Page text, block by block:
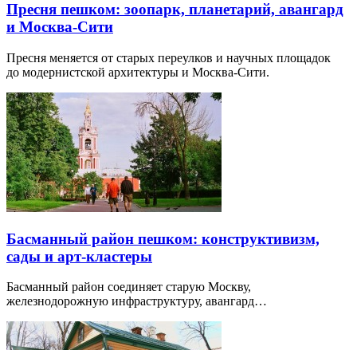
Пресня пешком: зоопарк, планетарий, авангард
и Москва-Сити
Пресня меняется от старых переулков и научных площадок
до модернистской архитектуры и Москва-Сити.
Басманный район пешком: конструктивизм,
сады и арт-кластеры
Басманный район соединяет старую Москву,
железнодорожную инфраструктуру, авангард…